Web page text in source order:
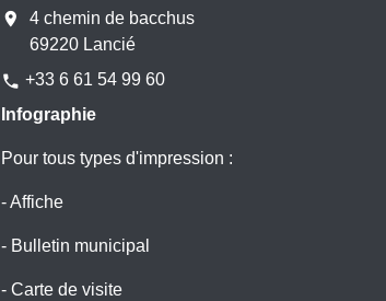
location_on
4 chemin de bacchus
69220 Lancié
phone +33 6 61 54 99 60
Infographie
Pour tous types d'impression :
- Affiche
- Bulletin municipal
- Carte de visite